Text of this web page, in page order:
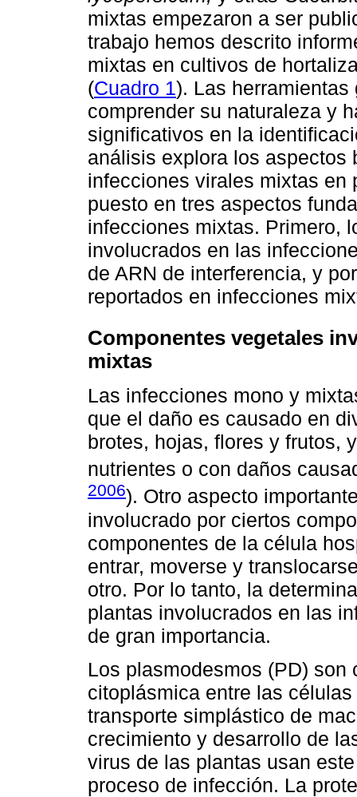
mixtas empezaron a ser
trabajo hemos descrito
mixtas en cultivos de
(Cuadro 1). Las
comprender su naturaleza y
significativos en la
análisis explora los
infecciones virales mixtas en
puesto en tres aspectos
infecciones mixtas. Primero,
involucrados en las
de ARN de interferencia, y
reportados en infecciones
Componentes vegetales
mixtas
Las infecciones mono y
que el daño es causado en
brotes, hojas, flores y frutos,
nutrientes o con daños
2006). Otro aspecto
involucrado por ciertos
componentes de la célula
entrar, moverse y
otro. Por lo tanto, la
plantas involucrados en las
de gran importancia.
Los plasmodesmos (PD)
citoplásmica entre las
transporte simplástico de
crecimiento y desarrollo de
virus de las plantas usan
proceso de infección. La